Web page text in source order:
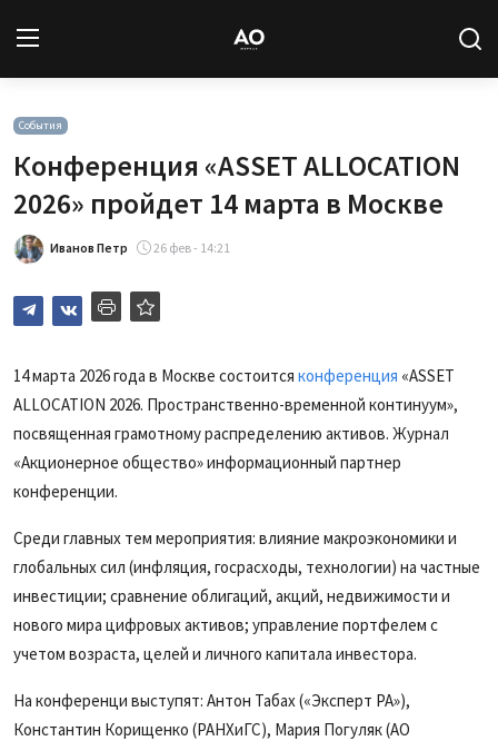
Новости
Статьи
Авторы
База знаний
Подписка
События
Конференция «ASSET ALLOCATION
2026» пройдет 14 марта в Москве
Иванов Петр 26 фев - 14:21
14 марта 2026 года в Москве состоится конференция «ASSET
ALLOCATION 2026. Пространственно-временной континуум»,
посвященная грамотному распределению активов. Журнал
«Акционерное общество» информационный партнер
конференции.
Среди главных тем мероприятия: влияние макроэкономики и
глобальных сил (инфляция, госрасходы, технологии) на частные
инвестиции; сравнение облигаций, акций, недвижимости и
нового мира цифровых активов; управление портфелем с
учетом возраста, целей и личного капитала инвестора.
На конференци выступят: Антон Табах («Эксперт РА»),
Константин Корищенко (РАНХиГС), Мария Погуляк (АО